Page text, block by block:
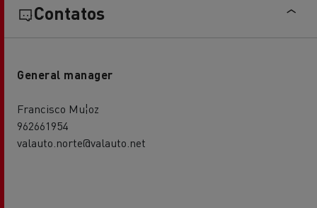
Contatos
General manager
Francisco Mu¦oz
962661954
valauto.norte@valauto.net